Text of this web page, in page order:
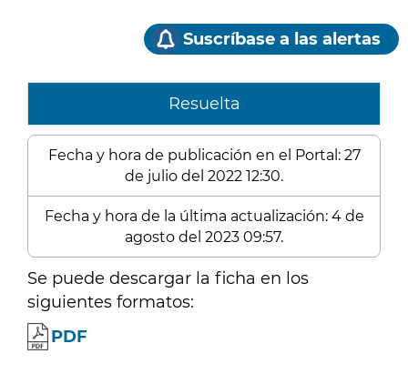
Suscríbase a las alertas
Resuelta
Fecha y hora de publicación en el Portal: 27
de julio del 2022 12:30.
Fecha y hora de la última actualización: 4 de
agosto del 2023 09:57.
Se puede descargar la ficha en los
siguientes formatos:
PDF